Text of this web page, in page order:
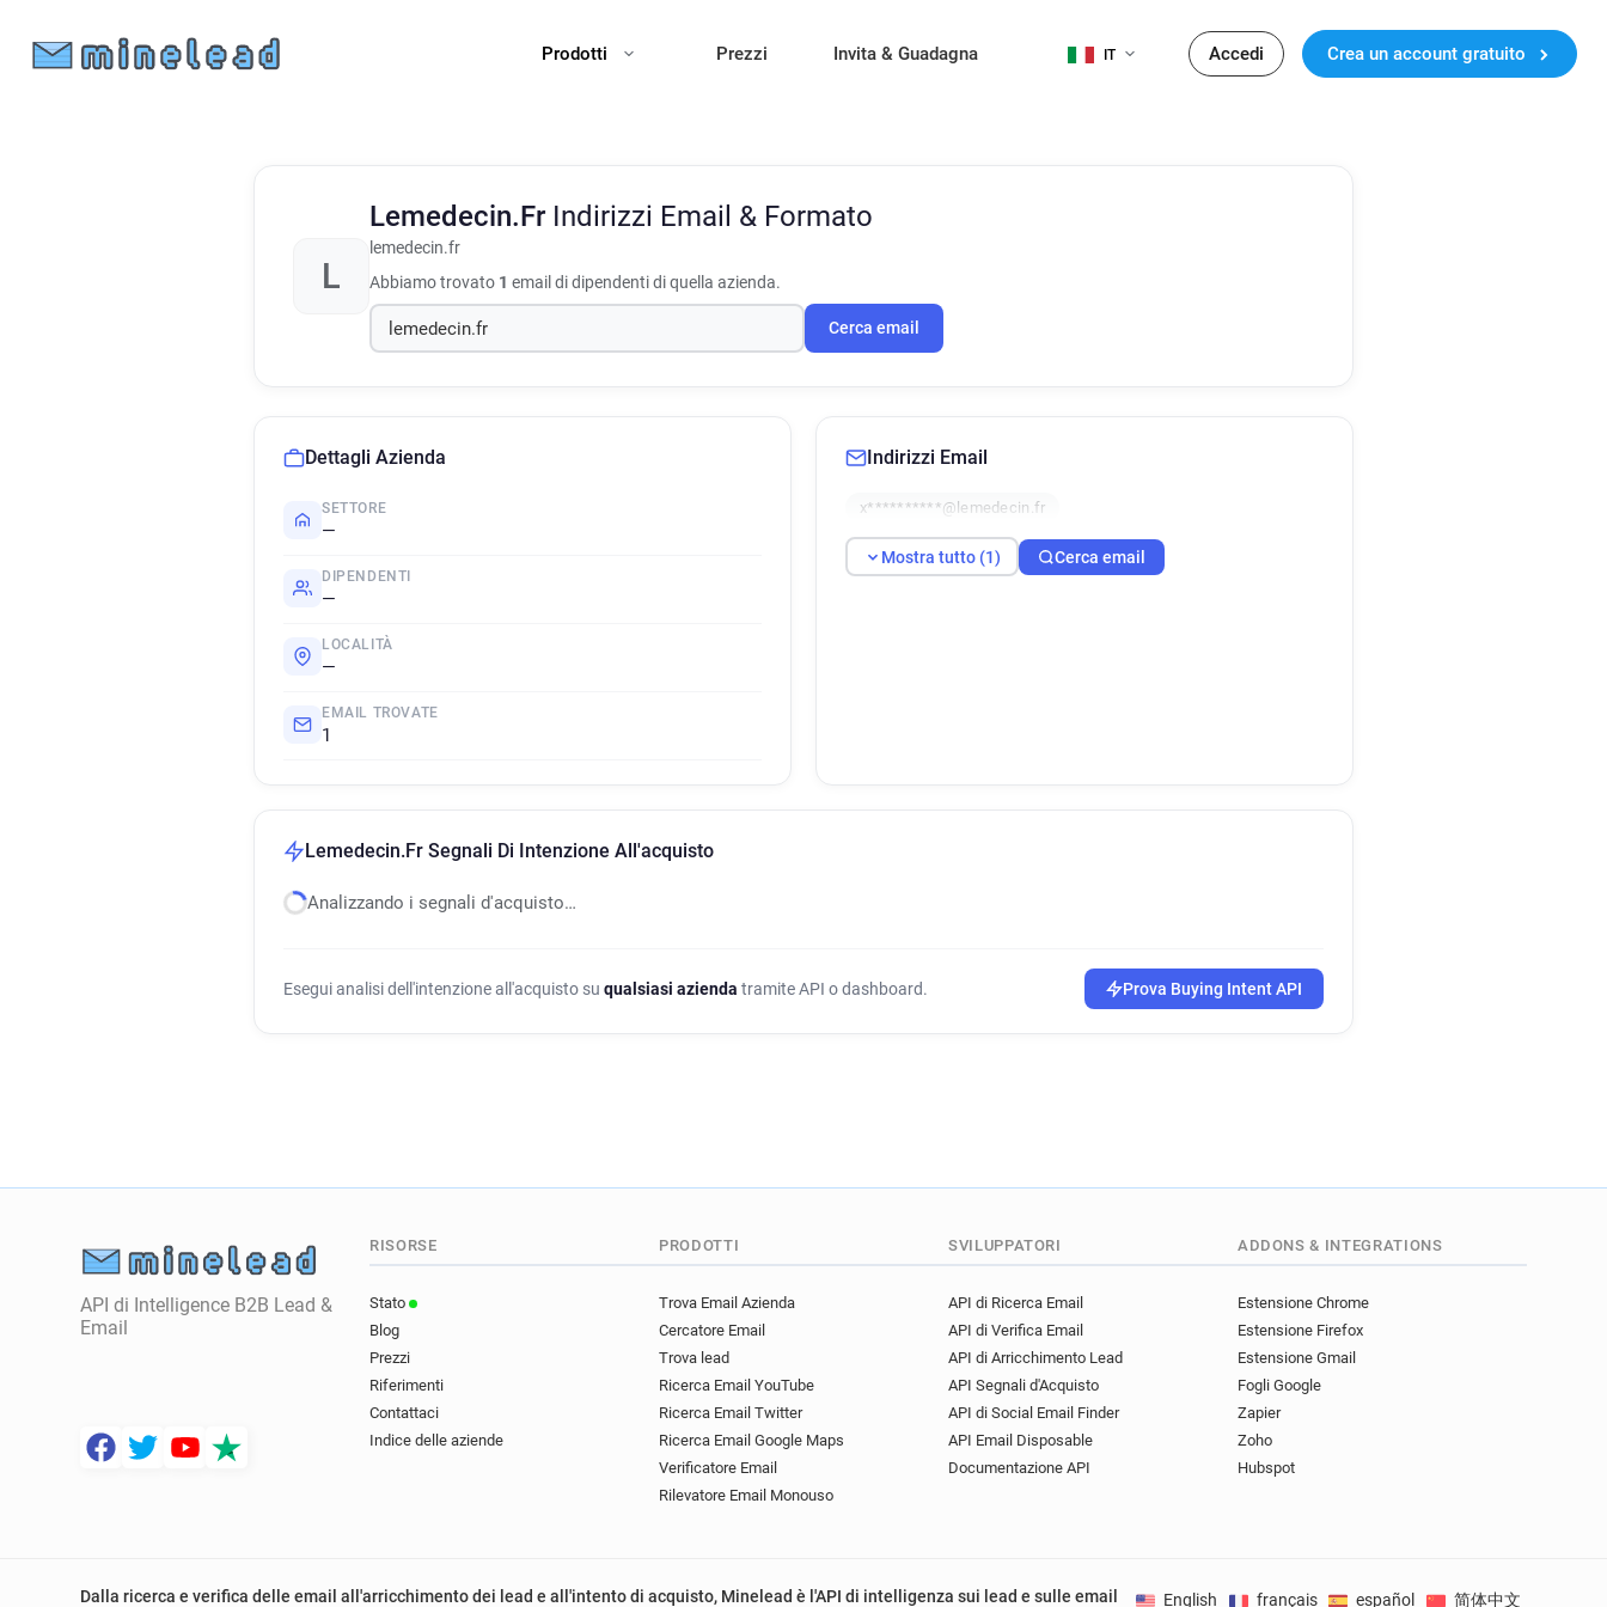
Prodotti Prezzi Invita & Guadagna IT Accedi Crea un account gratuito
L
Lemedecin.Fr Indirizzi Email & Formato
lemedecin.fr
Abbiamo trovato 1 email di dipendenti di quella azienda.
Cerca email
Dettagli Azienda
SETTORE
—
DIPENDENTI
—
LOCALITÀ
—
EMAIL TROVATE
1
Indirizzi Email
x**********@lemedecin.fr
Mostra tutto (1) Cerca email
Lemedecin.Fr Segnali Di Intenzione All'acquisto
Analizzando i segnali d'acquisto…
Esegui analisi dell'intenzione all'acquisto su qualsiasi azienda tramite API o dashboard. Prova Buying Intent API
API di Intelligence B2B Lead &
Email
RISORSE
Stato
Blog
Prezzi
Riferimenti
Contattaci
Indice delle aziende
PRODOTTI
Trova Email Azienda
Cercatore Email
Trova lead
Ricerca Email YouTube
Ricerca Email Twitter
Ricerca Email Google Maps
Verificatore Email
Rilevatore Email Monouso
SVILUPPATORI
API di Ricerca Email
API di Verifica Email
API di Arricchimento Lead
API Segnali d'Acquisto
API di Social Email Finder
API Email Disposable
Documentazione API
ADDONS & INTEGRATIONS
Estensione Chrome
Estensione Firefox
Estensione Gmail
Fogli Google
Zapier
Zoho
Hubspot
Dalla ricerca e verifica delle email all'arricchimento dei lead e all'intento di acquisto, Minelead è l'API di intelligenza sui lead e sulle email
English français español 简体中文